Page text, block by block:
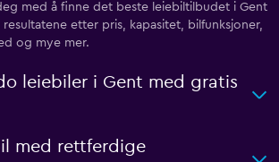
med å finne det beste leiebiltilbudet i Gent
etter pris, kapasitet, bilfunksjoner,
og mye mer.
leiebiler i Gent med gratis
med rettferdige